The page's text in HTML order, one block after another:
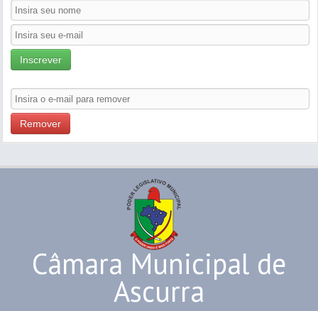
Inscrever
Remover
Câmara Municipal de
Ascurra